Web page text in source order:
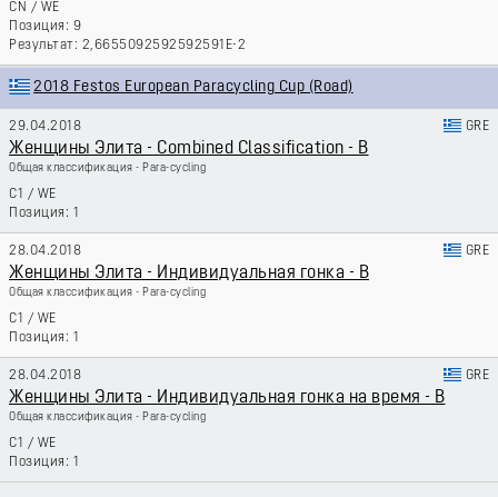
CN / WE
9
2,6655092592592591E-2
2018 Festos European Paracycling Cup (Road)
29.04.2018 GRE
Женщины Элита - Combined Classification - B
Общая классификация - Para-cycling
C1 / WE
1
28.04.2018 GRE
Женщины Элита - Индивидуальная гонка - B
Общая классификация - Para-cycling
C1 / WE
1
28.04.2018 GRE
Женщины Элита - Индивидуальная гонка на время - B
Общая классификация - Para-cycling
C1 / WE
1